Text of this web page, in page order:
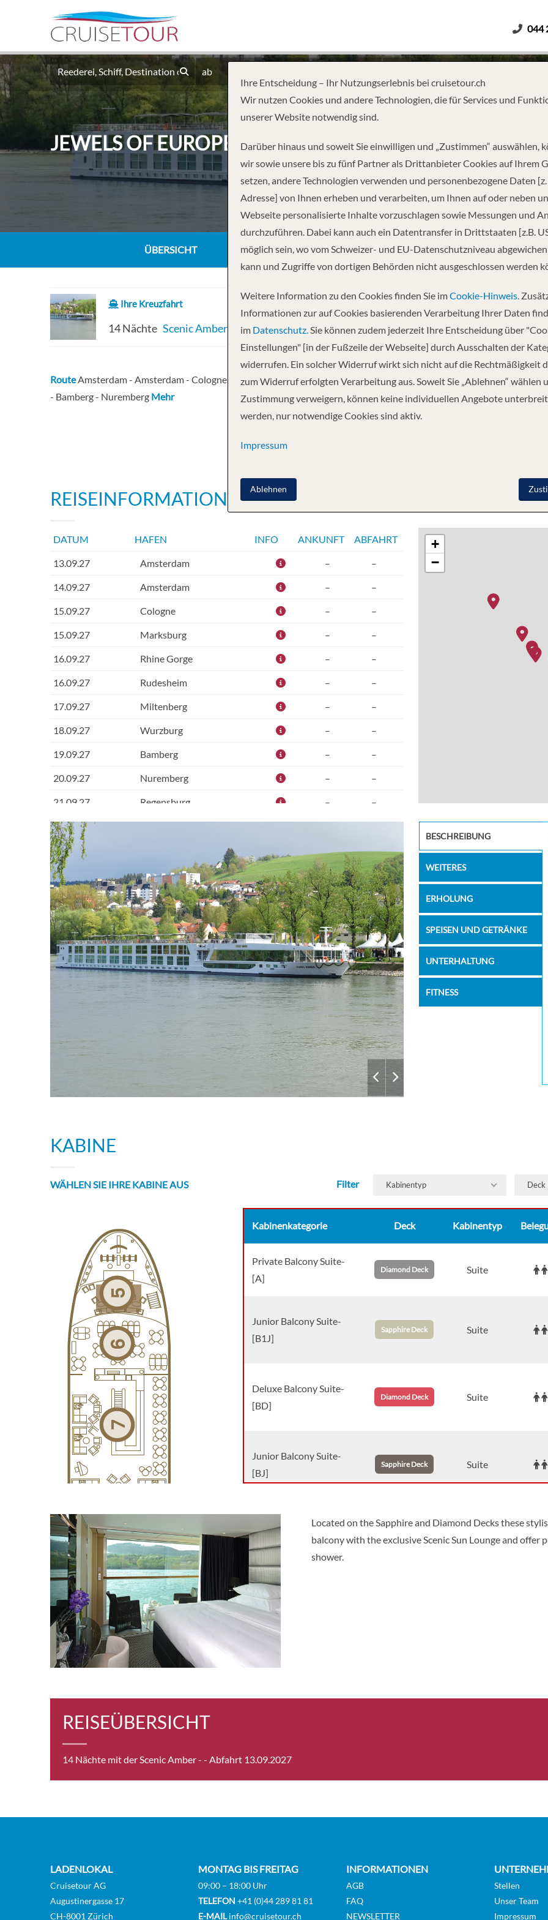
044
ab
JEWELS OF EUROPE – AMSTERDAM TO BUDAPEST
ÜBERSICHT REISEINFORMATIONEN
Ihre Kreuzfahrt
14 Nächte Scenic Amber 13.09.2027
RouteAmsterdam - Amsterdam - Cologne - Marksburg - Rhine Gorge - Rudesheim - Miltenberg - Wurzburg
- Bamberg - Nuremberg Mehr
REISEINFORMATIONEN
DATUM HAFEN INFO ANKUNFT ABFAHRT
13.09.27 Amsterdam – –
14.09.27 Amsterdam – –
15.09.27 Cologne – –
15.09.27 Marksburg – –
16.09.27 Rhine Gorge – –
16.09.27 Rudesheim – –
17.09.27 Miltenberg – –
18.09.27 Wurzburg – –
19.09.27 Bamberg – –
20.09.27 Nuremberg – –
21.09.27 Regensburg – –
22.09.27 Passau – –
22.09.27 –
23.09.27 Melk – –
23.09.27 Durnstein – –
24.09.27 Vienna – –
25.09.27 Vienna – –
26.09.27 Budapest – –
27.09.27 Budapest –
+
−
BESCHREIBUNG
WEITERES
ERHOLUNG
SPEISEN UND GETRÄNKE
UNTERHALTUNG
FITNESS
KABINE
WÄHLEN SIE IHRE KABINE AUS Filter Kabinentyp Deck
Kabinenkategorie Deck Kabinentyp
Private Balcony Suite-
[A]
Diamond Deck Suite
Junior Balcony Suite-
[B1J]
Sapphire Deck Suite
Deluxe Balcony Suite-
[BD]
Diamond Deck Suite
Junior Balcony Suite-
[BJ]
Sapphire Deck Suite
Single Balcony Suite-
[BS]
Balcony Suite-[C]
Standard Suite-[E]
[RO]
Diamond Deck
Located on the Sapphire and Diamond Decks these
balcony with the exclusive Scenic Sun Lounge and
shower.
REISEÜBERSICHT
14 Nächte mit der Scenic Amber - - Abfahrt 13.09.2027
LADENLOKAL
Cruisetour AG
Augustinergasse 17
CH-8001 Zürich
MONTAG BIS FREITAG
09:00 – 18:00 Uhr
TELEFON +41 (0)44 289 81 81
E-MAILinfo@cruisetour.ch
INFORMATIONEN
AGB
FAQ
NEWSLETTER
Stellen
Unser Team
Impressum
Ihre Entscheidung – Ihr Nutzungserlebnis bei cruisetour.ch
Wir nutzen Cookies und andere Technologien, die für Services und
unserer Website notwendig sind.
Darüber hinaus und soweit Sie einwilligen und „Zustimmen“ auswählen,
wir sowie unsere bis zu fünf Partner als Drittanbieter Cookies auf Ihrem
setzen, andere Technologien verwenden und personenbezogene Daten [z.
Adresse] von Ihnen erheben und verarbeiten, um Ihnen auf oder neben
Webseite personalisierte Inhalte vorzuschlagen sowie Messungen und
durchzuführen. Dabei kann auch ein Datentransfer in Drittstaaten [z.B.
möglich sein, wo vom Schweizer- und EU-Datenschutzniveau
kann und Zugriffe von dortigen Behörden nicht ausgeschlossen werden
Weitere Information zu den Cookies finden Sie imCookie-Hinweis.
Informationen zur auf Cookies basierenden Verarbeitung Ihrer Daten
im Datenschutz.Sie können zudem jederzeit Ihre Entscheidung über
Einstellungen" [in der Fußzeile der Webseite] durch Ausschalten der
widerrufen. Ein solcher Widerruf wirkt sich nicht auf die Rechtmäßigkeit
zum Widerruf erfolgten Verarbeitung aus. Soweit Sie „Ablehnen“ wählen
Zustimmung verweigern, können keine individuellen Angebote
werden, nur notwendige Cookies sind aktiv.
Impressum
Ablehnen